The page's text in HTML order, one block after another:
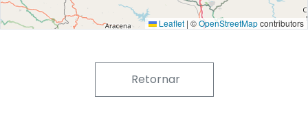
Leaflet | ©OpenStreetMapcontributors
Retornar